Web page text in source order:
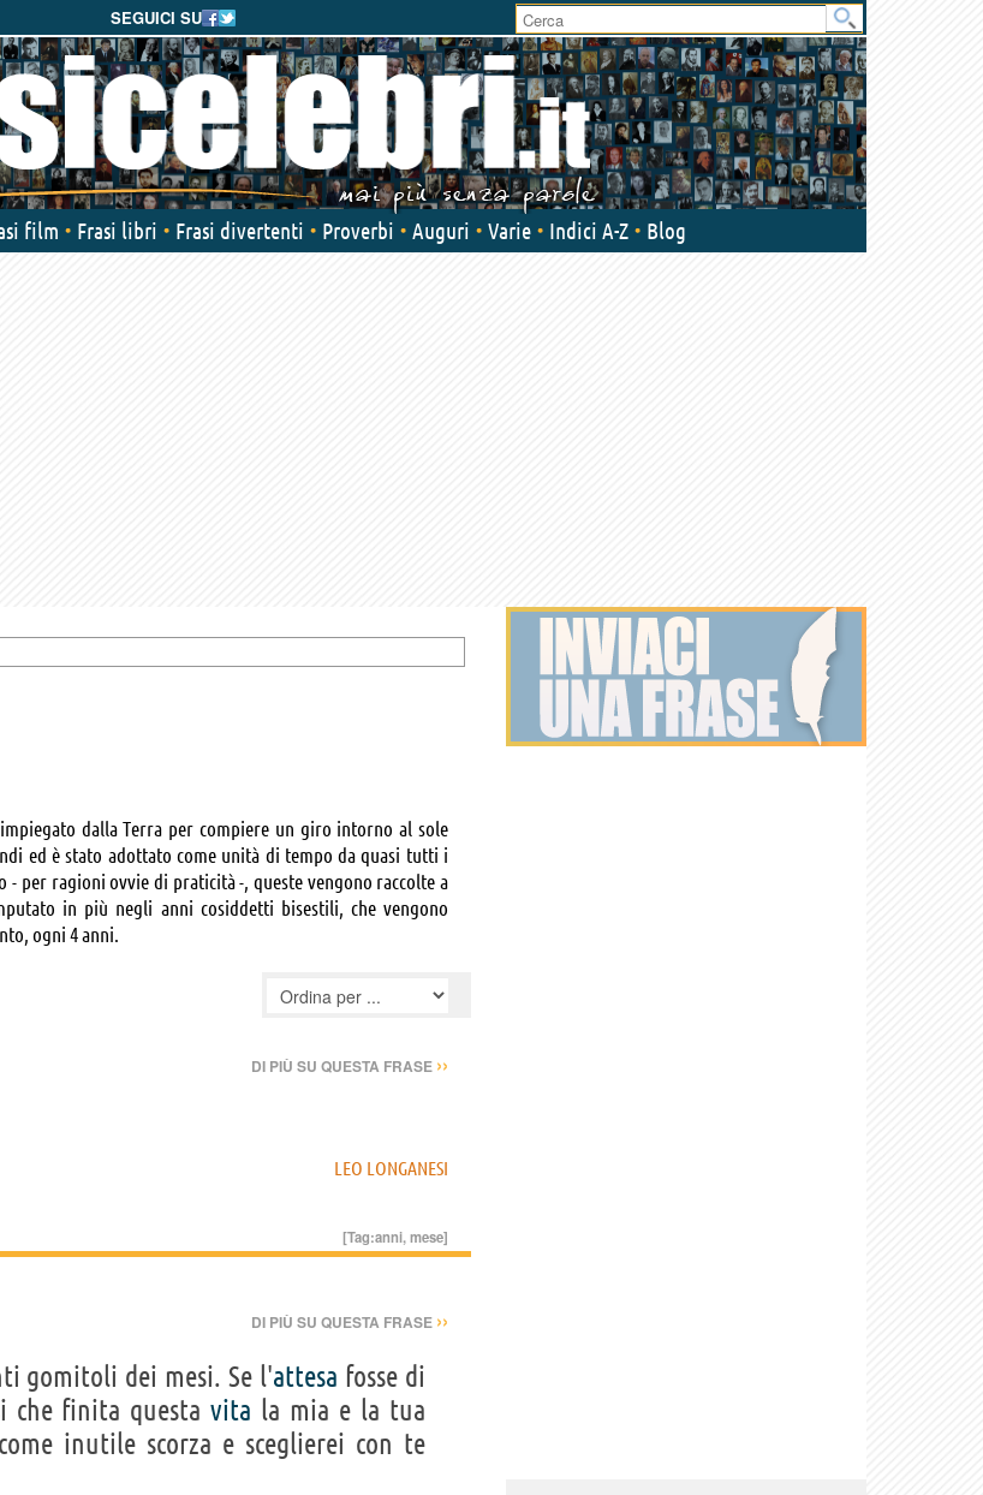
SEGUICI SU
User
area
film Frasi libri Frasi divertenti Proverbi Auguri Varie Indici A-Z Blog
dalla Terra per compiere un giro intorno al sole
ed è stato adottato come unità di tempo da quasi tutti i
per ragioni ovvie di praticità -, queste vengono raccolte a
in più negli anni cosiddetti bisestili, che vengono
ogni 4 anni.
DI PIÙ SU QUESTA FRASE ››
LEO LONGANESI
[Tag:anni,mese]
DI PIÙ SU QUESTA FRASE ››
gomitoli dei mesi. Se l'attesa fosse di
che finita questavita la mia e la tua
inutile scorza e sceglierei con te